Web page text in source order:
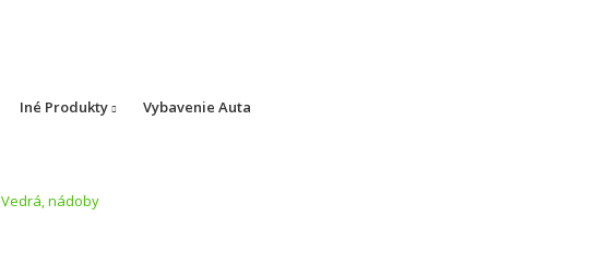
Iné Produkty Vybavenie Auta
Vedrá, nádoby